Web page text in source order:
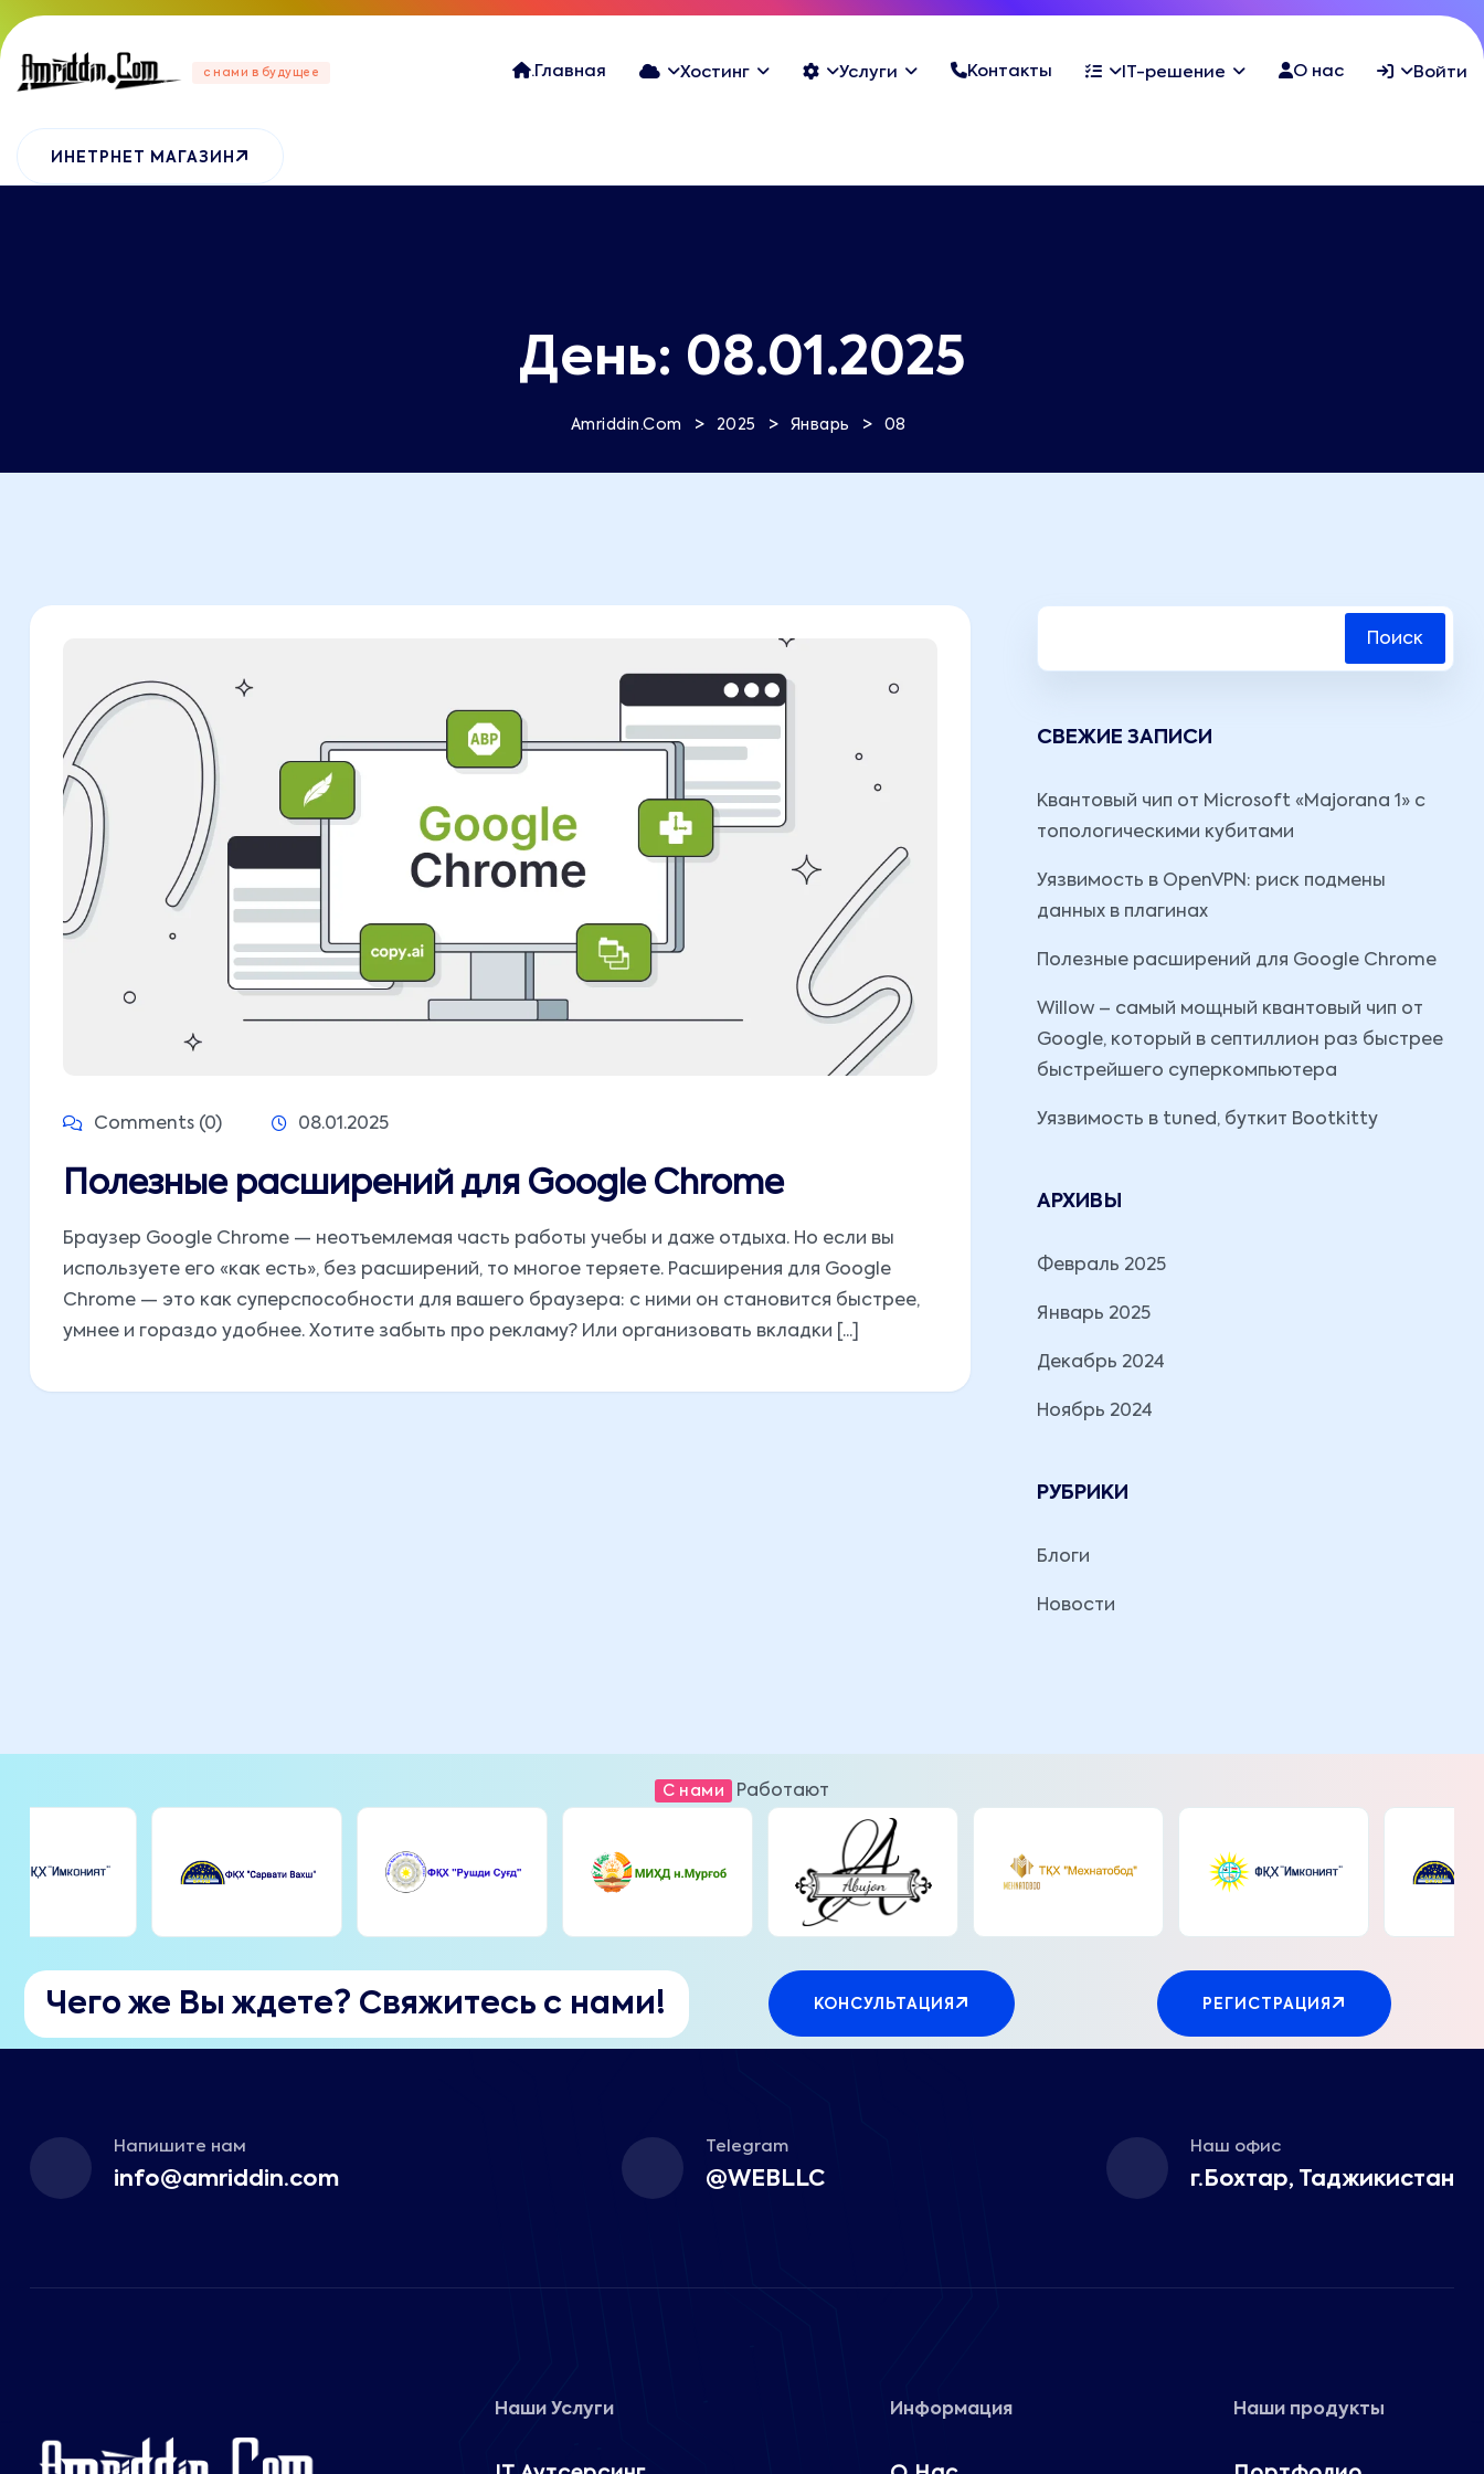
с нами в будущее .Главная Хостинг Услуги Контакты IT-решение О нас Войти
ИНЕТРНЕТ МАГАЗИН
День: 08.01.2025
Amriddin.Com > 2025 > Январь > 08
Comments (0) 08.01.2025
Полезные расширений для Google Chrome
Браузер Google Chrome — неотъемлемая часть работы учебы и даже отдыха. Но если вы
используете его «как есть», без расширений, то многое теряете. Расширения для Google
Chrome — это как суперспособности для вашего браузера: с ними он становится быстрее,
умнее и гораздо удобнее. Хотите забыть про рекламу? Или организовать вкладки [...]
Поиск
СВЕЖИЕ ЗАПИСИ
Квантовый чип от Microsoft «Majorana 1» с
топологическими кубитами
Уязвимость в OpenVPN: риск подмены
данных в плагинах
Полезные расширений для Google Chrome
Willow – самый мощный квантовый чип от
Google, который в септиллион раз быстрее
быстрейшего суперкомпьютера
Уязвимость в tuned, буткит Bootkitty
АРХИВЫ
Февраль 2025
Январь 2025
Декабрь 2024
Ноябрь 2024
РУБРИКИ
Блоги
Новости
C нами Работают
Чего же Вы ждете? Свяжитесь с нами! КОНСУЛЬТАЦИЯ РЕГИСТРАЦИЯ
Напишите нам
info@amriddin.com
Telegram
@WEBLLC
Наш офис
г.Бохтар, Таджикистан
Наши Услуги Информация Наши продукты